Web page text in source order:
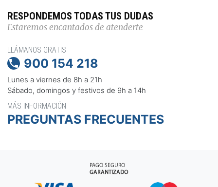
RESPONDEMOS TODAS TUS DUDAS
Estaremos encantados de atenderte
LLÁMANOS GRATIS
 900 154 218
Lunes a viernes de 8h a 21h
Sábado, domingos y festivos de 9h a 14h
MÁS INFORMACIÓN
PREGUNTAS FRECUENTES